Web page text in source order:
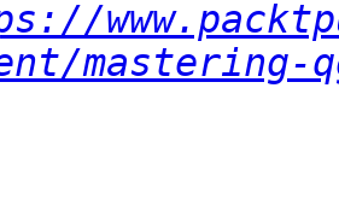
mastering-